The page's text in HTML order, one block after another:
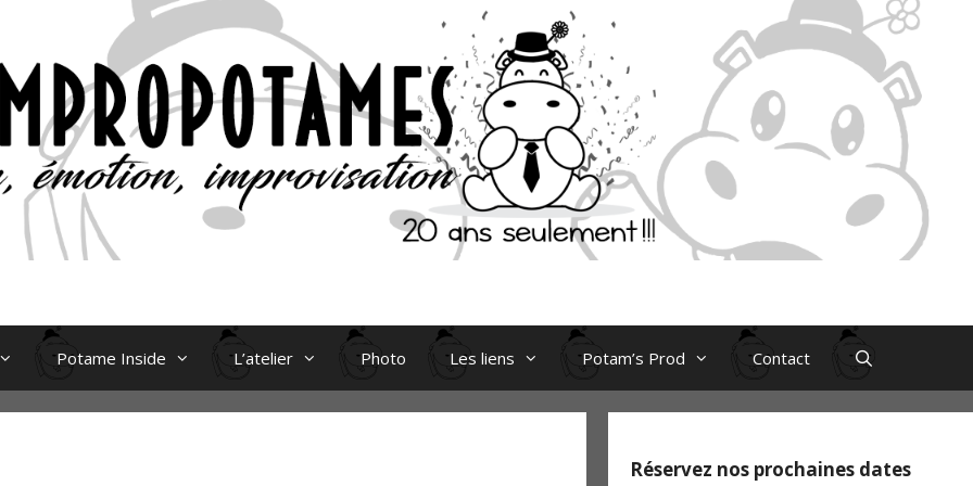
Potame Inside L’atelier Photo Les liens Potam’s Prod Contact
Réservez nos prochaines dates